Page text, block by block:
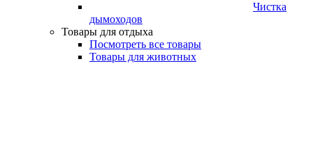
Чистка
дымоходов
Товары для отдыха
Посмотреть все товары
Товары для животных